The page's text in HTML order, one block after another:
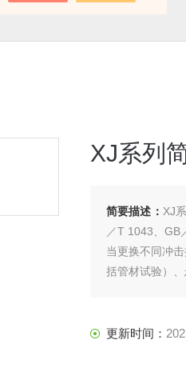
XJ系列
简要描述： XJ
／T 1043、GB
当更换不同冲
括管材试验）
更新时间：